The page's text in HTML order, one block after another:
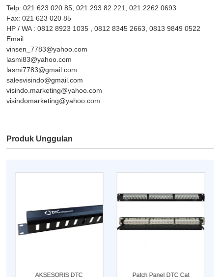
Telp: 021 623 020 85, 021 293 82 221, 021 2262 0693
Fax: 021 623 020 85
HP / WA : 0812 8923 1035 , 0812 8345 2663, 0813 9849 0522
Email :
vinsen_7783@yahoo.com
lasmi83@yahoo.com
lasmi7783@gmail.com
salesvisindo@gmail.com
visindo.marketing@yahoo.com
visindomarketing@yahoo.com
Produk Unggulan
AKSESORIS DTC
Patch Panel DTC Cat